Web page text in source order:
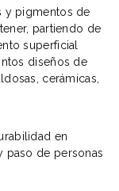
y pigmentos de
partiendo de
superficial
diseños de
cerámicas,
en
paso de personas